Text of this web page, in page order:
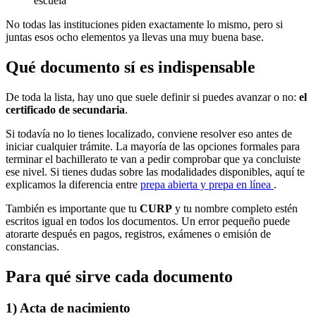
No todas las instituciones piden exactamente lo mismo, pero si
juntas esos ocho elementos ya llevas una muy buena base.
Qué documento sí es indispensable
De toda la lista, hay uno que suele definir si puedes avanzar o no: el
certificado de secundaria.
Si todavía no lo tienes localizado, conviene resolver eso antes de
iniciar cualquier trámite. La mayoría de las opciones formales para
terminar el bachillerato te van a pedir comprobar que ya concluiste
ese nivel. Si tienes dudas sobre las modalidades disponibles, aquí te
explicamos la diferencia entre prepa abierta y prepa en línea .
También es importante que tu CURP y tu nombre completo estén
escritos igual en todos los documentos. Un error pequeño puede
atorarte después en pagos, registros, exámenes o emisión de
constancias.
Para qué sirve cada documento
1) Acta de nacimiento